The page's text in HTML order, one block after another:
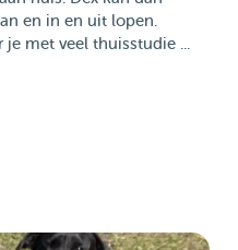
en in en uit lopen.
je met veel thuisstudie ...